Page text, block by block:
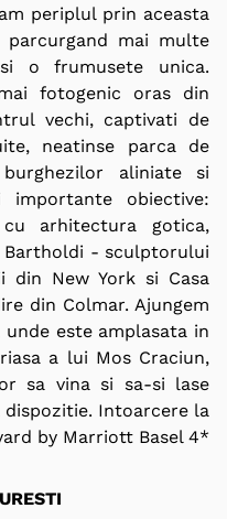
periplul prin aceasta
parcurgand mai multe
o frumusete unica.
fotogenic oras din
vechi, captivati de
neatinse parca de
aliniate si
obiective:
arhitectura gotica,
Bartholdi - sculptorului
New York si Casa
din Colmar. Ajungem
unde este amplasata in
a lui Mos Craciun,
sa vina si sa-si lase
Intoarcere la
by Marriott Basel 4*